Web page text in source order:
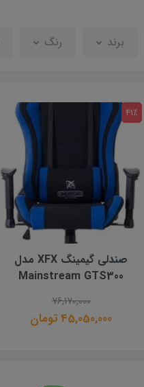
برند رنگ
صندلى گيمينگ XFX مدل
Mainstream GTS300
76,170,000
45,050,000 تومان
41٪